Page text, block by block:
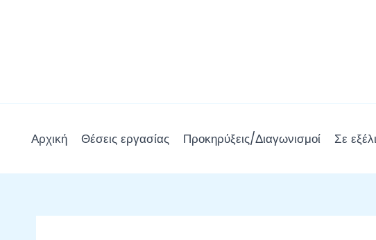
Αρχική Θέσεις εργασίας Προκηρύξεις/Διαγωνισμοί Σε